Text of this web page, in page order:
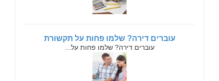
עוברים דירה? שלמו פחות על תקשורת
עוברים דירה? שלמו פחות על...